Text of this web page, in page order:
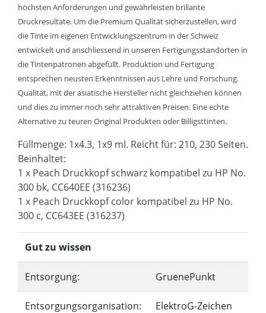
höchsten Anforderungen und gewährleisten brillante
Druckresultate. Um die Premium Qualität sicherzustellen, wird
die Tinte im eigenen Entwicklungszentrum in der Schweiz
entwickelt und anschliessend in unseren Fertigungsstandorten in
die Tintenpatronen abgefüllt. Produktion und Fertigung
entsprechen neusten Erkenntnissen aus Lehre und Forschung.
Qualität, mit der asiatische Hersteller nicht gleichziehen können
und dies zu immer noch sehr attraktiven Preisen. Eine echte
Alternative zu teuren Original Produkten oder Billigsttinten.
Füllmenge: 1x4.3, 1x9 ml. Reicht für: 210, 230 Seiten.
Beinhaltet:
1 x Peach Druckkopf schwarz kompatibel zu HP No.
300 bk, CC640EE (316236)
1 x Peach Druckkopf color kompatibel zu HP No.
300 c, CC643EE (316237)
Gut zu wissen
Entsorgung: GruenePunkt
Entsorgungsorganisation: ElektroG-Zeichen